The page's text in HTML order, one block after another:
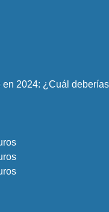
2024: ¿Cuál deberías